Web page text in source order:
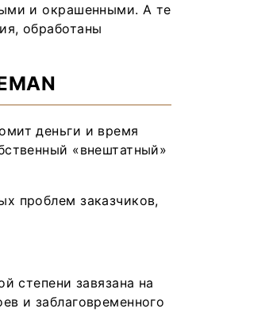
и окрашенными. А те
обработаны
деньги и время
«внештатный»
проблем заказчиков,
степени завязана на
и заблаговременного